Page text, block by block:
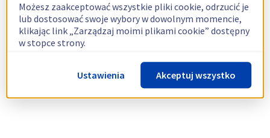
Możesz zaakceptować wszystkie pliki cookie, odrzucić je
lub dostosować swoje wybory w dowolnym momencie,
klikając link „Zarządzaj moimi plikami cookie” dostępny
w stopce strony.
Więcej informacji znajdziesz w naszejpolityce
dotyczącej wykorzystywania plików cookie.
Ustawienia Akceptuj wszystko